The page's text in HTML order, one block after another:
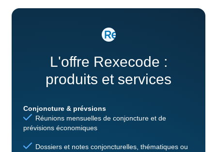
L'offre Rexecode :
produits et services
Conjoncture & prévsions
Réunions mensuelles de conjoncture et de
prévisions économiques
Dossiers et notes conjoncturelles, thématiques ou